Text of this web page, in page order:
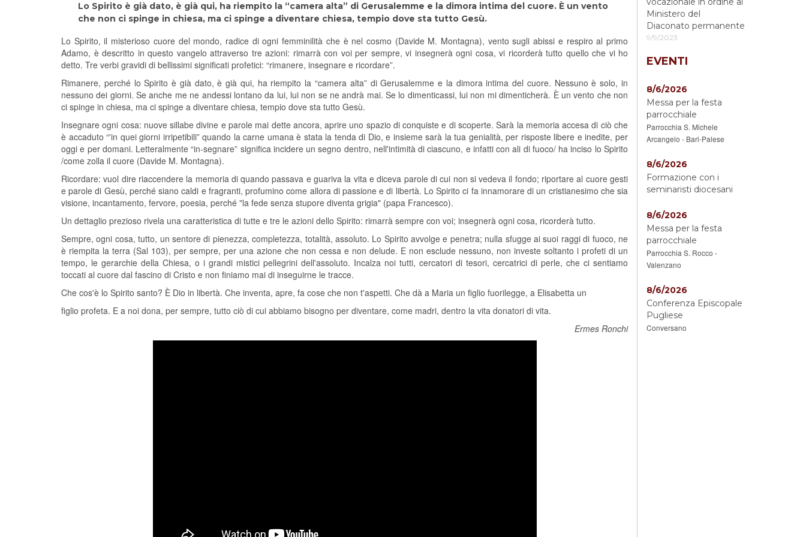
Lo Spirito è già dato, è già qui, ha riempito la “camera alta” di Gerusalemme e la dimora intima del cuore. È un vento
che non ci spinge in chiesa, ma ci spinge a diventare chiesa, tempio dove sta tutto Gesù.
Lo Spirito, il misterioso cuore del mondo, radice di ogni femminilità che è nel cosmo (Davide M. Montagna), vento sugli abissi e respiro al primo
Adamo, è descritto in questo vangelo attraverso tre azioni: rimarrà con voi per sempre, vi insegnerà ogni cosa, vi ricorderà tutto quello che vi ho
detto. Tre verbi gravidi di bellissimi significati profetici: “rimanere, insegnare e ricordare”.
Rimanere, perché lo Spirito è già dato, è già qui, ha riempito la “camera alta” di Gerusalemme e la dimora intima del cuore. Nessuno è solo, in
nessuno dei giorni. Se anche me ne andessi lontano da lui, lui non se ne andrà mai. Se lo dimenticassi, lui non mi dimenticherà. È un vento che non
ci spinge in chiesa, ma ci spinge a diventare chiesa, tempio dove sta tutto Gesù.
Insegnare ogni cosa: nuove sillabe divine e parole mai dette ancora, aprire uno spazio di conquiste e di scoperte. Sarà la memoria accesa di ciò che
è accaduto “'in quei giorni irripetibili” quando la carne umana è stata la tenda di Dio, e insieme sarà la tua genialità, per risposte libere e inedite, per
oggi e per domani. Letteralmente “in-segnare” significa incidere un segno dentro, nell'intimità di ciascuno, e infatti con ali di fuoco/ ha inciso lo Spirito
/come zolla il cuore (Davide M. Montagna).
Ricordare: vuol dire riaccendere la memoria di quando passava e guariva la vita e diceva parole di cui non si vedeva il fondo; riportare al cuore gesti
e parole di Gesù, perché siano caldi e fragranti, profumino come allora di passione e di libertà. Lo Spirito ci fa innamorare di un cristianesimo che sia
visione, incantamento, fervore, poesia, perché "la fede senza stupore diventa grigia" (papa Francesco).
Un dettaglio prezioso rivela una caratteristica di tutte e tre le azioni dello Spirito: rimarrà sempre con voi; insegnerà ogni cosa, ricorderà tutto.
Sempre, ogni cosa, tutto, un sentore di pienezza, completezza, totalità, assoluto. Lo Spirito avvolge e penetra; nulla sfugge ai suoi raggi di fuoco, ne
è riempita la terra (Sal 103), per sempre, per una azione che non cessa e non delude. E non esclude nessuno, non investe soltanto i profeti di un
tempo, le gerarchie della Chiesa, o i grandi mistici pellegrini dell'assoluto. Incalza noi tutti, cercatori di tesori, cercatrici di perle, che ci sentiamo
toccati al cuore dal fascino di Cristo e non finiamo mai di inseguirne le tracce.
Che cos'è lo Spirito santo? È Dio in libertà. Che inventa, apre, fa cose che non t'aspetti. Che dà a Maria un figlio fuorilegge, a Elisabetta un
figlio profeta. E a noi dona, per sempre, tutto ciò di cui abbiamo bisogno per diventare, come madri, dentro la vita donatori di vita.
Ermes Ronchi
Ministero del
Diaconato permanente
9/9/2023
EVENTI
8/6/2026
Messa per la festa
parrocchiale
Parrocchia S. Michele
Arcangelo - Bari-Palese
8/6/2026
Formazione con i
seminaristi diocesani
8/6/2026
Messa per la festa
parrocchiale
Parrocchia S. Rocco -
Valenzano
8/6/2026
Conferenza Episcopale
Pugliese
Conversano